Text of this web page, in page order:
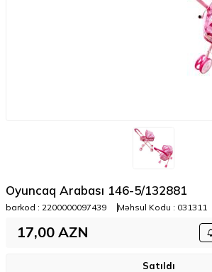
Oyuncaq Arabası 146-5/132881
barkod : 2200000097439 Məhsul Kodu : 031311
17,00 AZN
Satıldı